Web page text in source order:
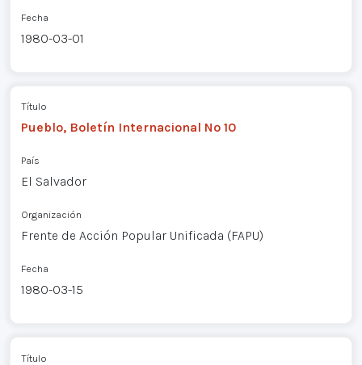
Fecha
1980-03-01
Título
Pueblo, Boletín Internacional Nº 10
País
El Salvador
Organización
Frente de Acción Popular Unificada (FAPU)
Fecha
1980-03-15
Título